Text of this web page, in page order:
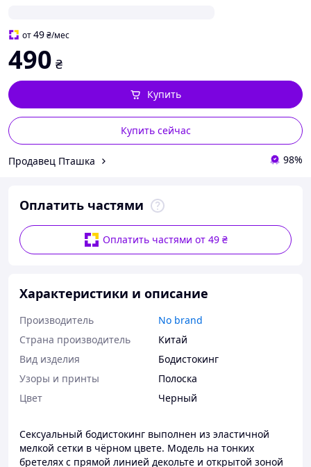
от49₴/мес
490 ₴
Купить сейчас
Купить
Продавец Пташка 98%
Оплатить частями
Оплатить частями от 49 ₴
Характеристики и описание
Производитель
No brand
Страна производитель
Китай
Вид изделия
Бодистокинг
Узоры и принты
Полоска
Цвет
Черный
Сексуальный бодистокинг выполнен из эластичной
мелкой сетки в чёрном цвете. Модель на тонких
бретелях с прямой линией декольте и открытой зоной